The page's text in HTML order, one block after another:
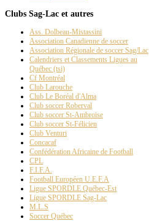
Clubs Sag-Lac et autres
Ass. Dolbeau-Mistassini
Association Canadienne de soccer
Association Régionale de soccer Sag/Lac
Calendriers et Classements Ligues au
Québec (tsi)
Cf Montréal
Club Larouche
Club Le Boréal d'Alma
Club soccer Roberval
Club soccer St-Ambroise
Club soccer St-Félicien
Club Venturi
Concacaf
Confédération Africaine de Football
CPL
F.I.F.A.
Football Européen U.E.F.A
Ligue SPORDLE Québec-Est
Ligue SPORDLE Sag-Lac
M.L.S
Soccer Québec